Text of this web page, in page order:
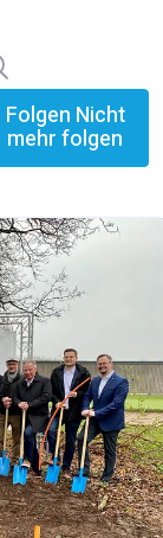
Folgen Nicht
mehr folgen